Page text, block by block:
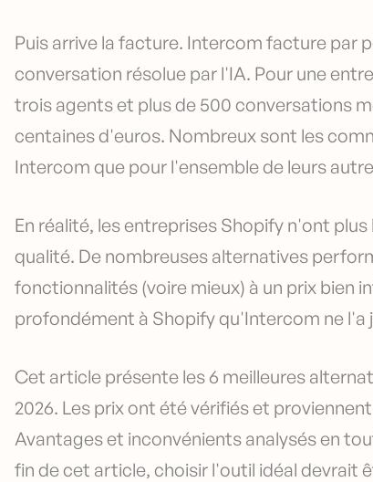
Puis arrive la facture. Intercom facture par
conversation résolue par l'IA. Pour une
trois agents et plus de 500 conversations
centaines d'euros. Nombreux sont les
Intercom que pour l'ensemble de leurs
En réalité, les entreprises Shopify n'ont
qualité. De nombreuses alternatives
fonctionnalités (voire mieux) à un prix bien
profondément à Shopify qu'Intercom ne l'a
Cet article présente les 6 meilleures
2026. Les prix ont été vérifiés et
Avantages et inconvénients analysés en
fin de cet article, choisir l'outil idéal devrait